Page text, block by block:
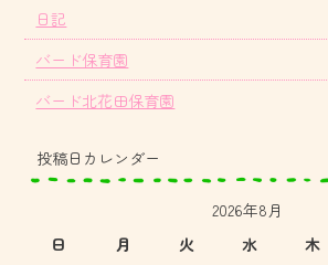
日記
バード保育園
バード北花田保育園
投稿日カレンダー
2026年8月
日
月 火 水 木